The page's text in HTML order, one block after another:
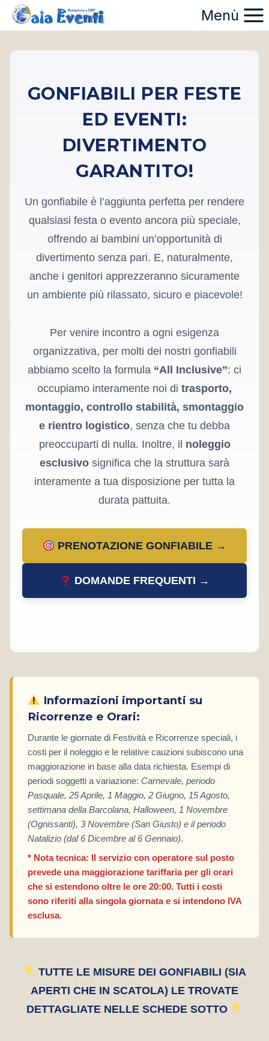
Salta
contenuto
Menù
GONFIABILI PER FESTE
ED EVENTI:
DIVERTIMENTO
GARANTITO!
Un gonfiabile è l’aggiunta perfetta per rendere
qualsiasi festa o evento ancora più speciale,
offrendo ai bambini un’opportunità di
divertimento senza pari. E, naturalmente,
anche i genitori apprezzeranno sicuramente
un ambiente più rilassato, sicuro e piacevole!
Per venire incontro a ogni esigenza
organizzativa, per molti dei nostri gonfiabili
abbiamo scelto la formula “All Inclusive”: ci
occupiamo interamente noi di trasporto,
montaggio, controllo stabilità, smontaggio
e rientro logistico, senza che tu debba
preoccuparti di nulla. Inoltre, il noleggio
esclusivo significa che la struttura sarà
interamente a tua disposizione per tutta la
durata pattuita.
PRENOTAZIONE GONFIABILE →
DOMANDE FREQUENTI →
Informazioni importanti su
Ricorrenze e Orari:
Durante le giornate di Festività e Ricorrenze speciali, i
costi per il noleggio e le relative cauzioni subiscono una
maggiorazione in base alla data richiesta. Esempi di
periodi soggetti a variazione: Carnevale, periodo
Pasquale, 25 Aprile, 1 Maggio, 2 Giugno, 15 Agosto,
settimana della Barcolana, Halloween, 1 Novembre
(Ognissanti), 3 Novembre (San Giusto) e il periodo
Natalizio (dal 6 Dicembre al 6 Gennaio).
* Nota tecnica: Il servizio con operatore sul posto
prevede una maggiorazione tariffaria per gli orari
che si estendono oltre le ore 20:00. Tutti i costi
sono riferiti alla singola giornata e si intendono IVA
esclusa.
TUTTE LE MISURE DEI GONFIABILI (SIA
APERTI CHE IN SCATOLA) LE TROVATE
DETTAGLIATE NELLE SCHEDE SOTTO